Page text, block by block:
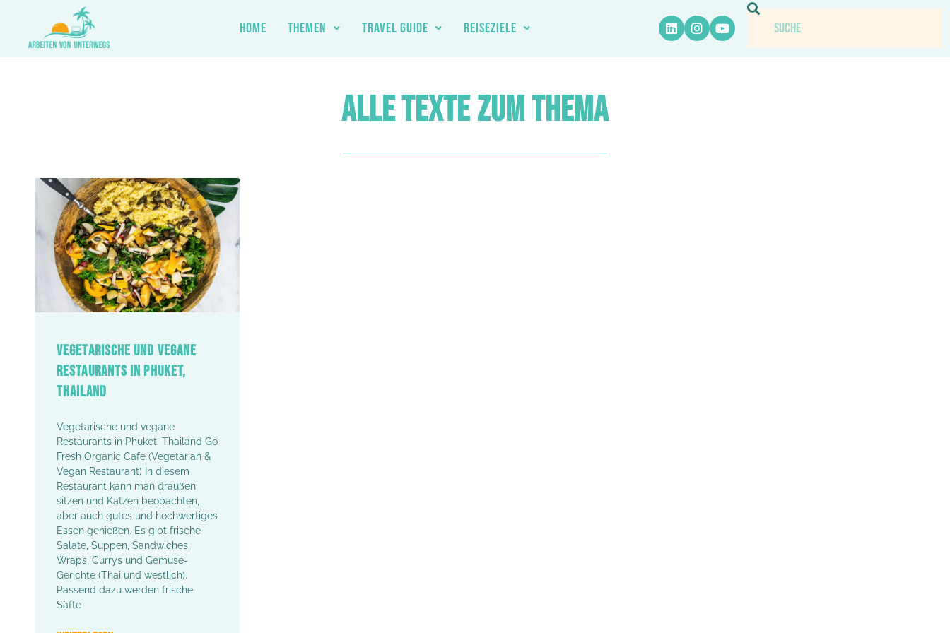
Inhalt
HOME THEMEN TRAVEL GUIDE REISEZIELE
ALLE TEXTE ZUM THEMA
VEGETARISCHE UND VEGANE
RESTAURANTS IN PHUKET,
THAILAND
Vegetarische und vegane
Restaurants in Phuket, Thailand Go
Fresh Organic Cafe (Vegetarian &
Vegan Restaurant) In diesem
Restaurant kann man draußen
sitzen und Katzen beobachten,
aber auch gutes und hochwertiges
Essen genießen. Es gibt frische
Salate, Suppen, Sandwiches,
Wraps, Currys und Gemüse-
Gerichte (Thai und westlich).
Passend dazu werden frische
Säfte